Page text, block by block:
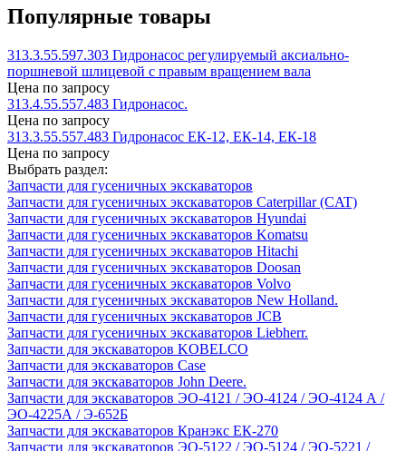
Популярные товары
313.3.55.597.303 Гидронасос регулируемый аксиально-
поршневой шлицевой с правым вращением вала
Цена по запросу
313.4.55.557.483 Гидронасос.
Цена по запросу
313.3.55.557.483 Гидронасос ЕК-12, ЕК-14, ЕК-18
Цена по запросу
Выбрать раздел:
Запчасти для гусеничных экскаваторов
Запчасти для гусеничных экскаваторов Caterpillar (CAT)
Запчасти для гусеничных экскаваторов Hyundai
Запчасти для гусеничных экскаваторов Komatsu
Запчасти для гусеничных экскаваторов Hitachi
Запчасти для гусеничных экскаваторов Doosan
Запчасти для гусеничных экскаваторов Volvo
Запчасти для гусеничных экскаваторов New Holland.
Запчасти для гусеничных экскаваторов JCB
Запчасти для гусеничных экскаваторов Liebherr.
Запчасти для экскаваторов KOBELCO
Запчасти для экскаваторов Case
Запчасти для экскаваторов John Deere.
Запчасти для экскаваторов ЭО-4121 / ЭО-4124 / ЭО-4124 А /
ЭО-4225А / Э-652Б
Запчасти для экскаваторов Кранэкс ЕК-270
Запчасти для экскаваторов ЭО-5122 / ЭО-5124 / ЭО-5221 /